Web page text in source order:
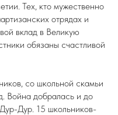
Тех, кто мужественно
отрядах и
вклад в Великую
обязаны счастливой
со школьной скамьи
Война добралась и до
Дур. 15 школьников-